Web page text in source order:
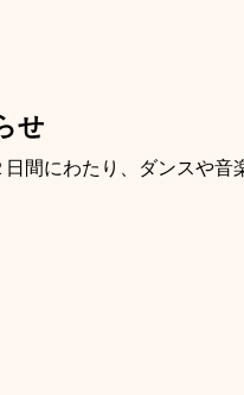
せ
間にわたり、ダンスや音